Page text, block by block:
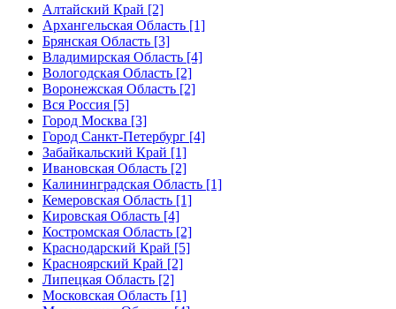
Алтайский Край [2]
Архангельская Область [1]
Брянская Область [3]
Владимирская Область [4]
Вологодская Область [2]
Воронежская Область [2]
Вся Россия [5]
Город Москва [3]
Город Санкт-Петербург [4]
Забайкальский Край [1]
Ивановская Область [2]
Калининградская Область [1]
Кемеровская Область [1]
Кировская Область [4]
Костромская Область [2]
Краснодарский Край [5]
Красноярский Край [2]
Липецкая Область [2]
Московская Область [1]